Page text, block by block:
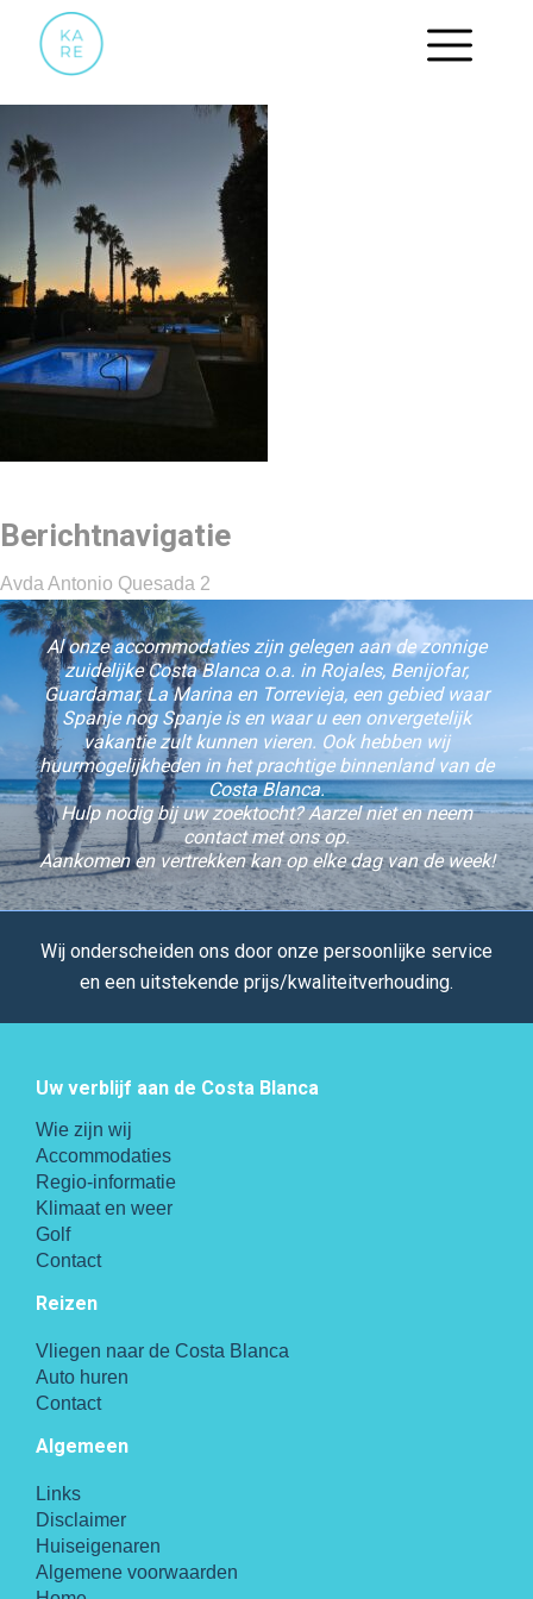
IMAGE00007
Berichtnavigatie
Avda Antonio Quesada 2
Al onze accommodaties zijn gelegen aan de zonnige
zuidelijke Costa Blanca o.a. in Rojales, Benijofar,
Guardamar, La Marina en Torrevieja, een gebied waar
Spanje nog Spanje is en waar u een onvergetelijk
vakantie zult kunnen vieren. Ook hebben wij
huurmogelijkheden in het prachtige binnenland van de
Costa Blanca.
Hulp nodig bij uw zoektocht? Aarzel niet en neem
contact met ons op.
Aankomen en vertrekken kan op elke dag van de week!
Wij onderscheiden ons door onze persoonlijke service
en een uitstekende prijs/kwaliteitverhouding.
Uw verblijf aan de Costa Blanca
Wie zijn wij
Accommodaties
Regio-informatie
Klimaat en weer
Golf
Contact
Reizen
Vliegen naar de Costa Blanca
Auto huren
Contact
Algemeen
Links
Disclaimer
Huiseigenaren
Algemene voorwaarden